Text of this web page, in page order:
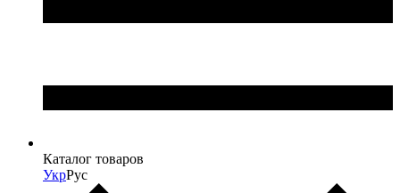
Каталог товаров
УкрРус